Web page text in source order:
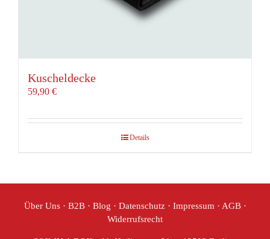
Kuscheldecke
59,90 €
Details
Über Uns· B2B· Blog · Datenschutz· Impressum · AGB·
Widerrufsrecht